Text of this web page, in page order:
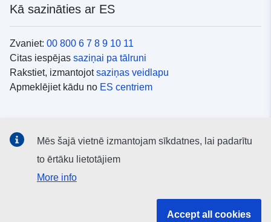
Kā sazināties ar ES
Zvaniet: 00 800 6 7 8 9 10 11
Citas iespējas saziņai pa tālruni
Rakstiet, izmantojotsaziņas veidlapu
Apmeklējiet kādu no ES centriem
ES kontisociālajos medijos
Mēs šajā vietnē izmantojam sīkdatnes, lai padarītu
to ērtāku lietotājiem
More info
Accept all cookies